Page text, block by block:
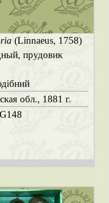
(Linnaeus, 1758)
прудовик
обл., 1881 г.